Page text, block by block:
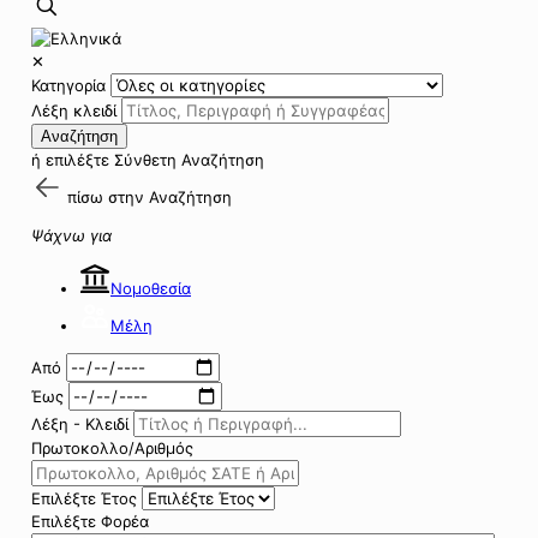
✕
Κατηγορία
Λέξη κλειδί
Αναζήτηση
ή επιλέξτε Σύνθετη Αναζήτηση
πίσω στην Αναζήτηση
Ψάχνω για
Νομοθεσία
Μέλη
Από
Έως
Λέξη - Κλειδί
Πρωτοκολλο/Αριθμός
Επιλέξτε Έτος
Επιλέξτε Φορέα